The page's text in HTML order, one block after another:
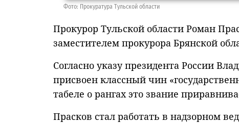
Фото: Прокуратура Тульской области
Прокурор Тульской области Роман
заместителем прокурора Брянской
Согласно указу президента России
присвоен классный чин
табеле о рангах это звание
Прасков стал работать в надзорном